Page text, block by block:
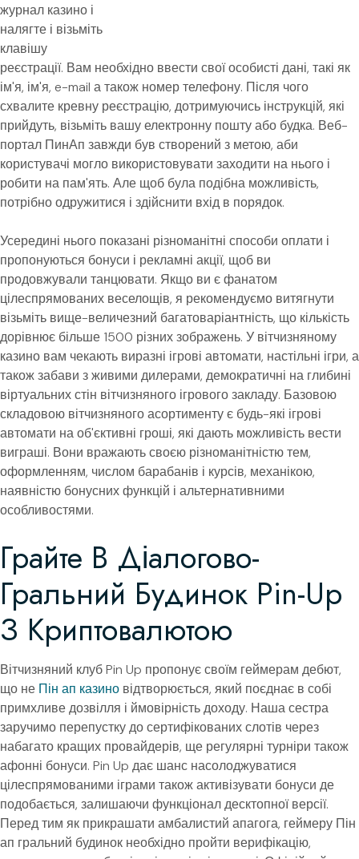
журнал казино і
налягте і візьміть
клавішу
реєстрації. Вам необхідно ввести свої особисті дані, такі як
ім'я, ім'я, e-mail а також номер телефону. Після чого
схвалите кревну реєстрацію, дотримуючись інструкцій, які
прийдуть, візьміть вашу електронну пошту або будка. Веб-
портал ПинАп завжди був створений з метою, аби
користувачі могло використовувати заходити на нього і
робити на пам'ять. Але щоб була подібна можливість,
потрібно одружитися і здійснити вхід в порядок.
Усередині нього показані різноманітні способи оплати і
пропонуються бонуси і рекламні акції, щоб ви
продовжували танцювати. Якщо ви є фанатом
цілеспрямованих веселощів, я рекомендуємо витягнути
візьміть вище-величезний багатоваріантність, що кількість
дорівнює більше 1500 різних зображень. У вітчизняному
казино вам чекають виразні ігрові автомати, настільні ігри, а
також забави з живими дилерами, демократичні на глибині
віртуальних стін вітчизняного ігрового закладу. Базовою
складовою вітчизняного асортименту є будь-які ігрові
автомати на об'єктивні гроші, які дають можливість вести
виграші. Вони вражають своєю різноманітністю тем,
оформленням, числом барабанів і курсів, механікою,
наявністю бонусних функцій і альтернативними
особливостями.
Грайте В Діалогово-
Гральний Будинок Pin-Up
З Криптовалютою
Вітчизняний клуб Pin Up пропонує своїм геймерам дебют,
що не Пін ап казино відтворюється, який поєднає в собі
примхливе дозвілля і ймовірність доходу. Наша сестра
заручимо перепустку до сертифікованих слотів через
набагато кращих провайдерів, ще регулярні турніри також
афонні бонуси. Pin Up дає шанс насолоджуватися
цілеспрямованими іграми також активізувати бонуси де
подобається, залишаючи функціонал десктопної версії.
Перед тим як прикрашати амбалистий апагога, геймеру Пін
ап гральний будинок необхідно пройти верифікацію,